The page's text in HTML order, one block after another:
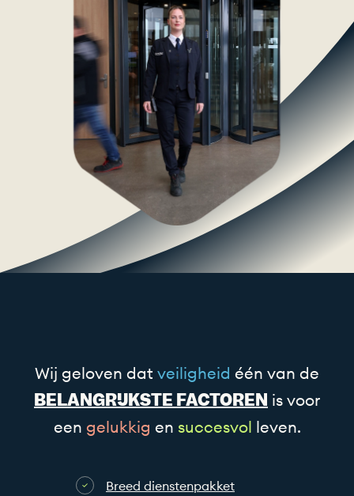
Wij geloven dat veiligheid één van de
BELANGRIJKSTE FACTOREN is voor
een gelukkig en succesvol leven.
Breed dienstenpakket